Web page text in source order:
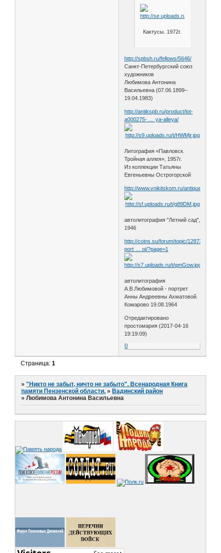
Кактусы. 1972г.
http://spbsh.ru/fellows/5646/
Санкт-Петербургский союз
художников
Любимова Антонина
Васильевна (07.06.1899–
19.04.1983)
http://antikspb.ru/product/lot-
a000275- … ya-alleya/
Литография «Павловск.
Тройная аллея», 1957г.
Из коллекции Татьяны
Евгеньевны Острогорской
http://www.vnikitskom.ru/antique/
автолитография "Летний сад",
1946
http://coins.su/forum/topic/128735-
port … oi/?page=1
автолитография
А.В.Любимовой - портрет
Анны Андреевны Ахматовой.
Комарово 19.08.1964
Отредактировано
простомария (2017-04-16
19:19:09)
0
Страница:1
»"Никто не забыт, ничто не забыто". Всенародная Книга
памяти Пензенской области. »Вадинский район
»Любимова Антонина Васильевна